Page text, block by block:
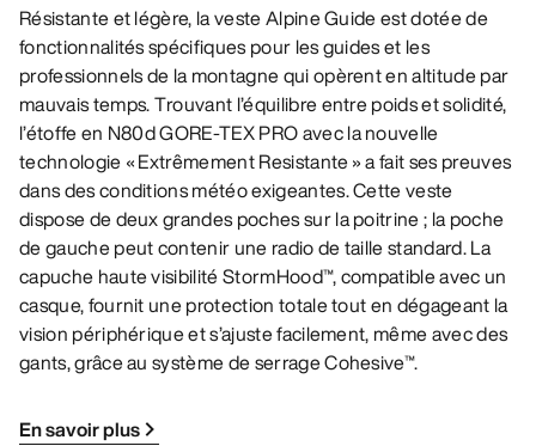
Résistante et légère, la veste Alpine Guide est dotée de
fonctionnalités spécifiques pour les guides et les
professionnels de la montagne qui opèrent en altitude par
mauvais temps. Trouvant l’équilibre entre poids et solidité,
l’étoffe en N80d GORE-TEX PRO avec la nouvelle
technologie « Extrêmement Resistante » a fait ses preuves
dans des conditions météo exigeantes. Cette veste
dispose de deux grandes poches sur la poitrine ; la poche
de gauche peut contenir une radio de taille standard. La
capuche haute visibilité StormHood™, compatible avec un
casque, fournit une protection totale tout en dégageant la
vision périphérique et s’ajuste facilement, même avec des
gants, grâce au système de serrage Cohesive™.
En savoir plus